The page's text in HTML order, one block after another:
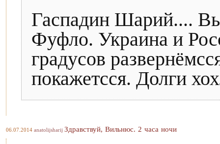
Гаспадин Шарий....
Фуфло. Украина и
градусов
покажетсся. Долги
06.07.2014 anatolijsharij Здравствуй, Вильнюс. 2 часа ночи